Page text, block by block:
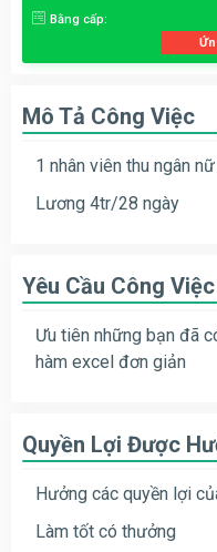
Bằng cấp:
Mô Tả Công Việc
1 nhân viên thu ngân
Lương 4tr/28 ngày
Yêu Cầu Công Việc
Ưu tiên những bạn đã
hàm excel đơn giản
Quyền Lợi Được
Hưởng các quyền lợi
Làm tốt có thưởng